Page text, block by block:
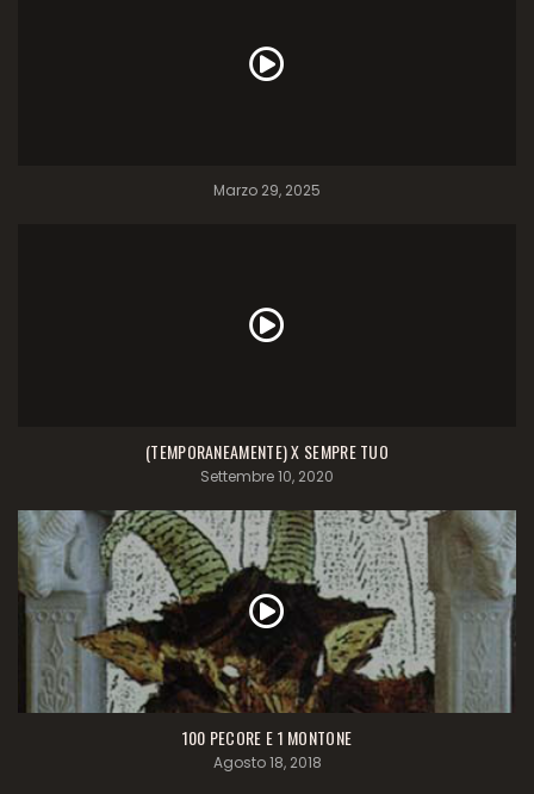
Marzo 29, 2025
(TEMPORANEAMENTE) X SEMPRE TUO
Settembre 10, 2020
100 PECORE E 1 MONTONE
Agosto 18, 2018